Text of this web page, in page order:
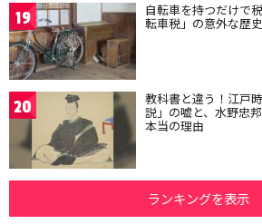
19 自転車を持つだけで
転車税」の意外な歴
20 教科書と違う！江戸
説」の嘘と、水野忠
本当の理由
ランキングを表示